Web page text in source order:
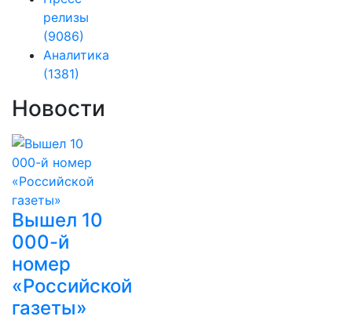
релизы
(9086)
Аналитика
(1381)
Новости
Вышел 10
000-й
номер
«Российской
газеты»